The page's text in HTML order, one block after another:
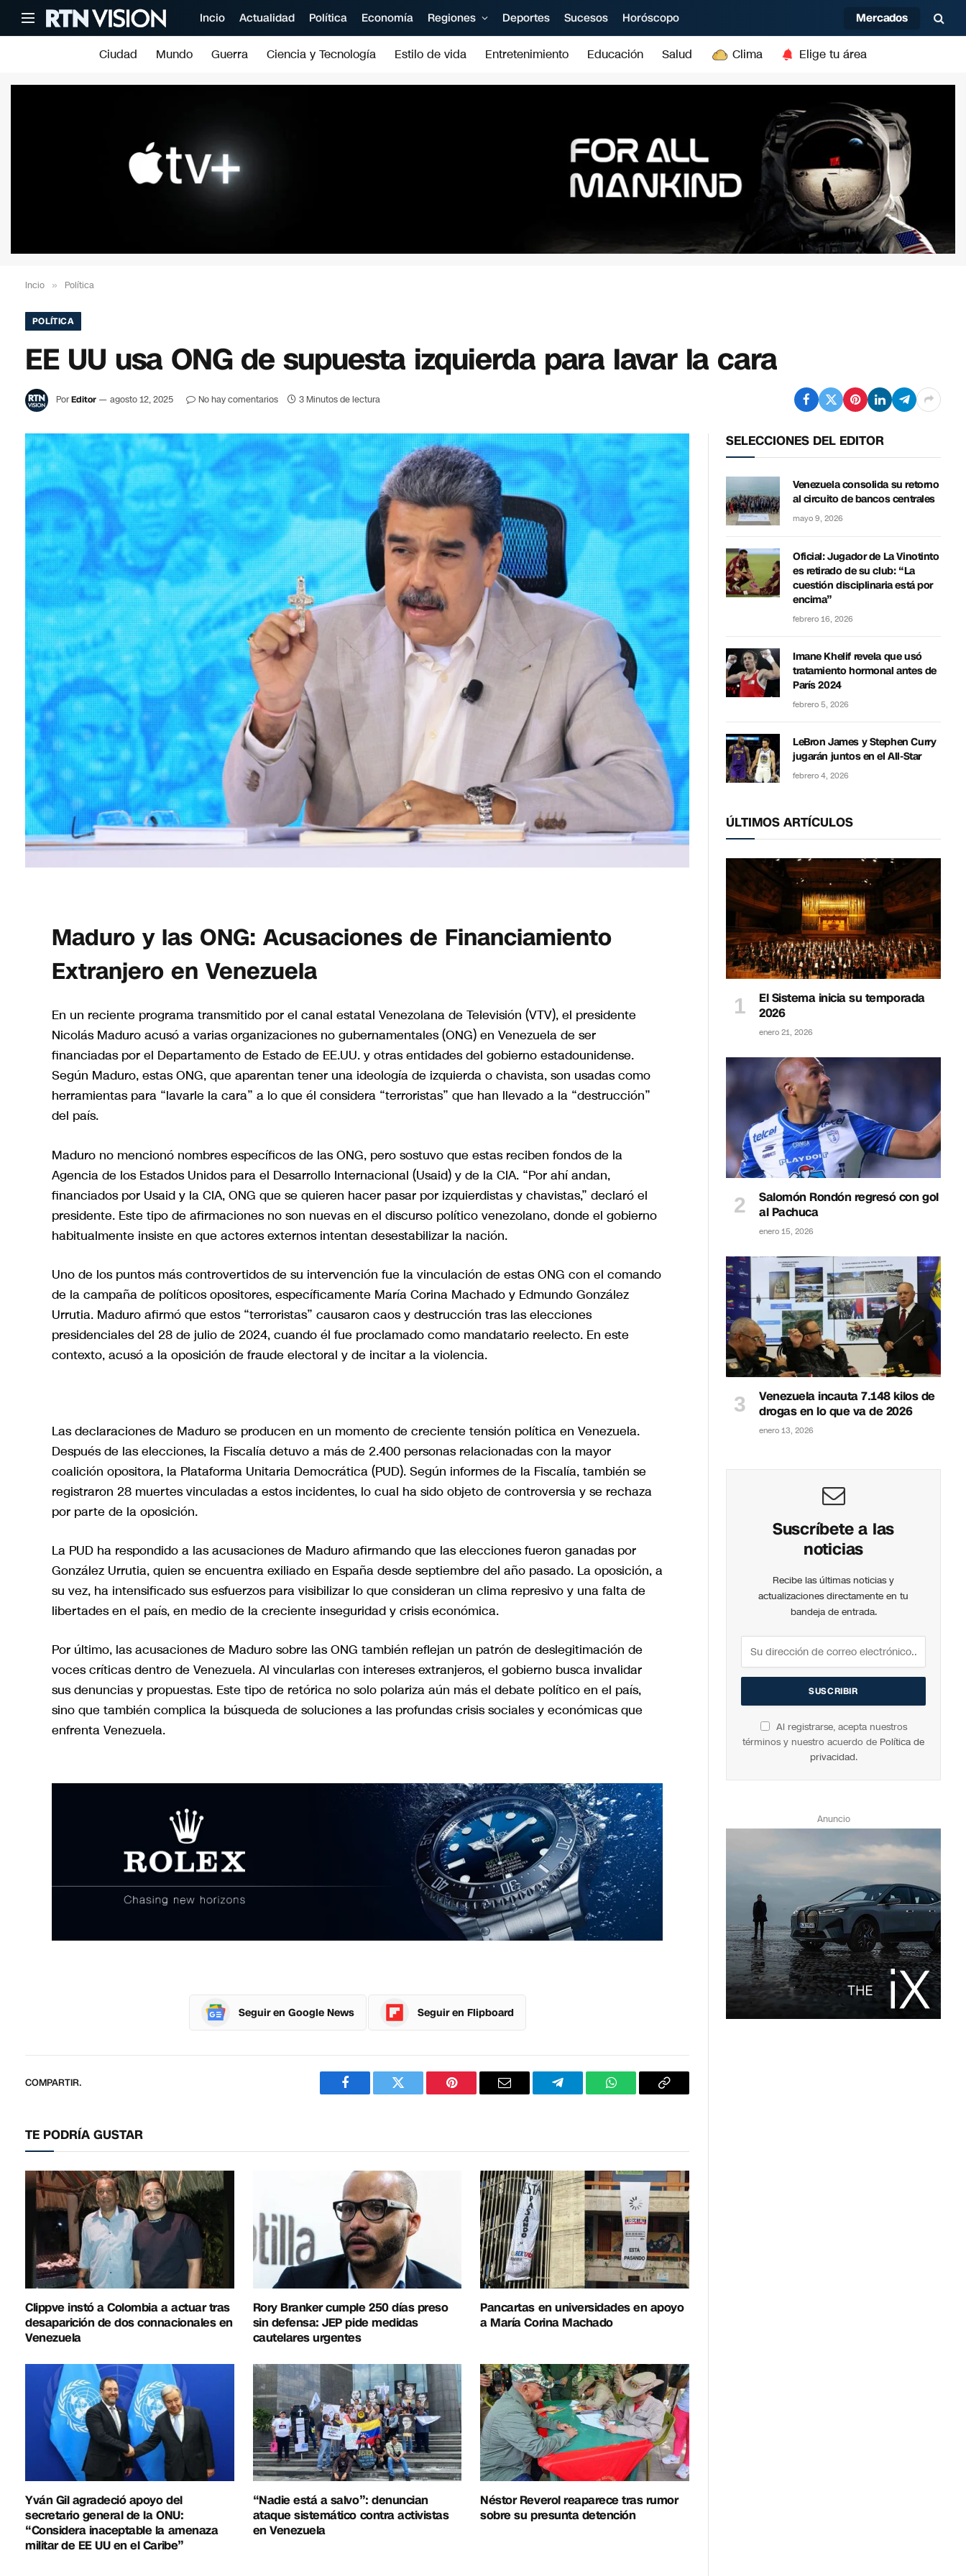
Incio Actualidad Política Economía Regiones Deportes Sucesos Horóscopo Mercados
Ciudad Mundo Guerra Ciencia y Tecnología Estilo de vida Entretenimiento Educación Salud Clima Elige tu área
Incio » Política
POLÍTICA
EE UU usa ONG de supuesta izquierda para lavar la cara
PorEditor agosto 12, 2025 No hay comentarios 3 Minutos de lectura
Maduro y las ONG: Acusaciones de Financiamiento
Extranjero en Venezuela
En un reciente programa transmitido por el canal estatal Venezolana de Televisión (VTV), el presidente
Nicolás Maduro acusó a varias organizaciones no gubernamentales (ONG) en Venezuela de ser
financiadas por el Departamento de Estado de EE.UU. y otras entidades del gobierno estadounidense.
Según Maduro, estas ONG, que aparentan tener una ideología de izquierda o chavista, son usadas como
herramientas para “lavarle la cara” a lo que él considera “terroristas” que han llevado a la “destrucción”
del país.
Maduro no mencionó nombres específicos de las ONG, pero sostuvo que estas reciben fondos de la
Agencia de los Estados Unidos para el Desarrollo Internacional (Usaid) y de la CIA. “Por ahí andan,
financiados por Usaid y la CIA, ONG que se quieren hacer pasar por izquierdistas y chavistas,” declaró el
presidente. Este tipo de afirmaciones no son nuevas en el discurso político venezolano, donde el gobierno
habitualmente insiste en que actores externos intentan desestabilizar la nación.
Uno de los puntos más controvertidos de su intervención fue la vinculación de estas ONG con el comando
de la campaña de políticos opositores, específicamente María Corina Machado y Edmundo González
Urrutia. Maduro afirmó que estos “terroristas” causaron caos y destrucción tras las elecciones
presidenciales del 28 de julio de 2024, cuando él fue proclamado como mandatario reelecto. En este
contexto, acusó a la oposición de fraude electoral y de incitar a la violencia.
Las declaraciones de Maduro se producen en un momento de creciente tensión política en Venezuela.
Después de las elecciones, la Fiscalía detuvo a más de 2.400 personas relacionadas con la mayor
coalición opositora, la Plataforma Unitaria Democrática (PUD). Según informes de la Fiscalía, también se
registraron 28 muertes vinculadas a estos incidentes, lo cual ha sido objeto de controversia y se rechaza
por parte de la oposición.
La PUD ha respondido a las acusaciones de Maduro afirmando que las elecciones fueron ganadas por
González Urrutia, quien se encuentra exiliado en España desde septiembre del año pasado. La oposición, a
su vez, ha intensificado sus esfuerzos para visibilizar lo que consideran un clima represivo y una falta de
libertades en el país, en medio de la creciente inseguridad y crisis económica.
Por último, las acusaciones de Maduro sobre las ONG también reflejan un patrón de deslegitimación de
voces críticas dentro de Venezuela. Al vincularlas con intereses extranjeros, el gobierno busca invalidar
sus denuncias y propuestas. Este tipo de retórica no solo polariza aún más el debate político en el país,
sino que también complica la búsqueda de soluciones a las profundas crisis sociales y económicas que
enfrenta Venezuela.
Seguir en Google News Seguir en Flipboard
COMPARTIR.
FacebookTwitter PinterestCorreo
TelegramWhatsAppCopiar
TE PODRÍA GUSTAR
Clippve instó a Colombia a actuar tras
desaparición de dos connacionales en
Venezuela
Rory Branker cumple 250 días preso
sin defensa: JEP pide medidas
cautelares urgentes
Pancartas en universidades en apoyo
a María Corina Machado
Yván Gil agradeció apoyo del
secretario general de la ONU:
“Considera inaceptable la amenaza
militar de EE UU en el Caribe”
“Nadie está a salvo”: denuncian
ataque sistemático contra activistas
en Venezuela
Néstor Reverol reaparece tras rumor
sobre su presunta detención
SELECCIONES DEL EDITOR
Venezuela consolida su retorno
al circuito de bancos centrales
mayo 9, 2026
Oficial: Jugador de La Vinotinto
es retirado de su club: “La
cuestión disciplinaria está por
encima”
febrero 16, 2026
Imane Khelif revela que usó
tratamiento hormonal antes de
París 2024
febrero 5, 2026
LeBron James y Stephen Curry
jugarán juntos en el All-Star
febrero 4, 2026
ÚLTIMOS ARTÍCULOS
El Sistema inicia su temporada
2026
enero 21, 2026
Salomón Rondón regresó con gol
al Pachuca
enero 15, 2026
Venezuela incauta 7.148 kilos de
drogas en lo que va de 2026
enero 13, 2026
Suscríbete a las
noticias
Recibe las últimas noticias y
actualizaciones directamente en tu
bandeja de entrada.
Al registrarse, acepta nuestros
términos y nuestro acuerdo de Política de
privacidad.
Anuncio